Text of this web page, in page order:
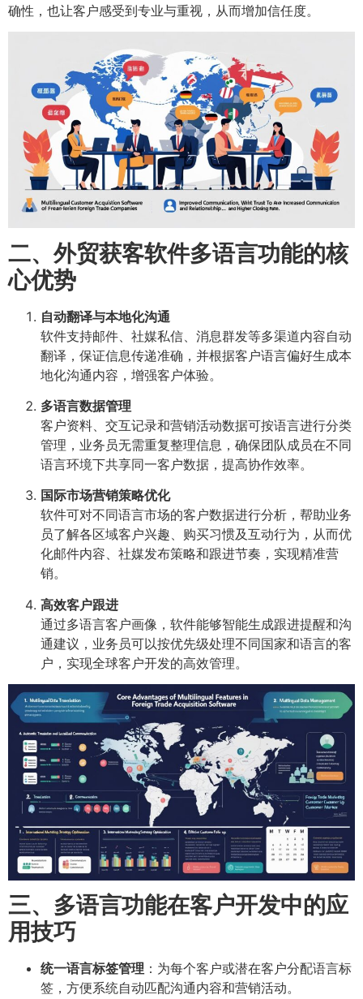
确性，也让客户感受到专业与重视，从而增加信任度。
二、外贸获客软件多语言功能的核
心优势
自动翻译与本地化沟通
软件支持邮件、社媒私信、消息群发等多渠道内容自动
翻译，保证信息传递准确，并根据客户语言偏好生成本
地化沟通内容，增强客户体验。
多语言数据管理
客户资料、交互记录和营销活动数据可按语言进行分类
管理，业务员无需重复整理信息，确保团队成员在不同
语言环境下共享同一客户数据，提高协作效率。
国际市场营销策略优化
软件可对不同语言市场的客户数据进行分析，帮助业务
员了解各区域客户兴趣、购买习惯及互动行为，从而优
化邮件内容、社媒发布策略和跟进节奏，实现精准营
销。
高效客户跟进
通过多语言客户画像，软件能够智能生成跟进提醒和沟
通建议，业务员可以按优先级处理不同国家和语言的客
户，实现全球客户开发的高效管理。
三、多语言功能在客户开发中的应
用技巧
统一语言标签管理 ：为每个客户或潜在客户分配语言标
签，方便系统自动匹配沟通内容和营销活动。